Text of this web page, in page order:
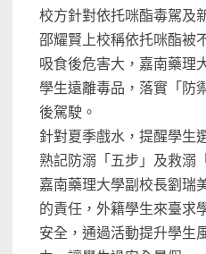
校方針對依托咪酯毒駕及
邵耀賢上校稱依托咪酯被
吸食後危害大，嘉南藥理
學生遠離毒品，落實「防
後駕駛。
針對夏季戲水，提醒學生
熟記防溺「五步」及救溺
嘉南藥理大學副校長劉瑞
的責任，外籍學生來臺求
安全，通過活動提升學生